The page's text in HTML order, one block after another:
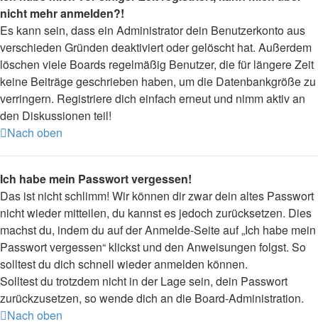
nicht mehr anmelden?!
Es kann sein, dass ein Administrator dein Benutzerkonto aus
verschieden Gründen deaktiviert oder gelöscht hat. Außerdem
löschen viele Boards regelmäßig Benutzer, die für längere Zeit
keine Beiträge geschrieben haben, um die Datenbankgröße zu
verringern. Registriere dich einfach erneut und nimm aktiv an
den Diskussionen teil!
Nach oben
Ich habe mein Passwort vergessen!
Das ist nicht schlimm! Wir können dir zwar dein altes Passwort
nicht wieder mitteilen, du kannst es jedoch zurücksetzen. Dies
machst du, indem du auf der Anmelde-Seite auf „Ich habe mein
Passwort vergessen“ klickst und den Anweisungen folgst. So
solltest du dich schnell wieder anmelden können.
Solltest du trotzdem nicht in der Lage sein, dein Passwort
zurückzusetzen, so wende dich an die Board-Administration.
Nach oben